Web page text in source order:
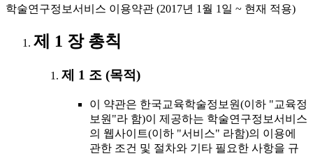
학술연구정보서비스 이용약관 (2017년 1월 1일 ~ 현재 적용)
제 1 장 총칙
제 1 조 (목적)
이 약관은 한국교육학술정보원(이하 "교육정
보원"라 함)이 제공하는 학술연구정보서비스
의 웹사이트(이하 "서비스" 라함)의 이용에
관한 조건 및 절차와 기타 필요한 사항을 규